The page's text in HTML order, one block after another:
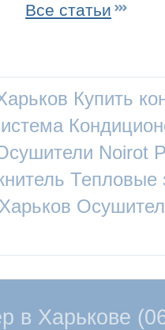
Все статьи
Купить
Noirot
Тепловые
в Харькове